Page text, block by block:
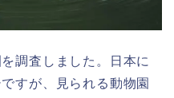
調査しました。日本に
すが、見られる動物園